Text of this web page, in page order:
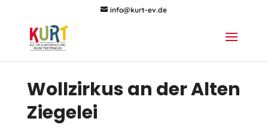
info@kurt-ev.de
Wollzirkus an der Alten
Ziegelei